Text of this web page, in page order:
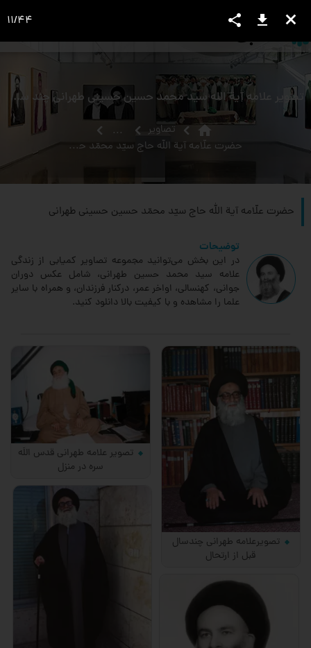
view_headline
تصویر علامه آیة اللَه سید محمد حسین حسینی طهرانی چند سال قبل از ارتحال در استودیو
home تصاویر
...
حضرت علّامه آیة الله حاج سیّد محمّد حسین حسینی طهرانی
حضرت علّامه آیة الله حاج سیّد محمّد حسین حسینی طهرانی
توضیحات
در این بخش می‌توانید مجموعه تصاویر کمیابی از زندگی
علامه سید محمد حسین طهرانی، شامل عکس دوران
جوانی، کهنسالی، اواخر عمر، درکنار فرزندان، و همراه با سایر
علما را مشاهده و با کیفیت بالا دانلود کنید.
تصویرعلامه طهرانی چندسال
قبل از ارتحال
تصویر علامه طهرانی قدس اللَه
سره در منزل
close
download
share
11/44